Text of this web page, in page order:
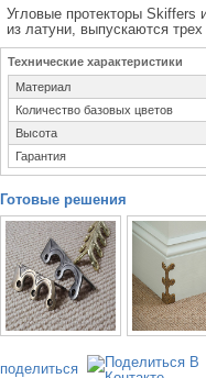
Угловые протекторы Skiffers
из латуни, выпускаются
Технические характеристики
Материал
Количество базовых цветов
Высота
Гарантия
Готовые решения
поделиться